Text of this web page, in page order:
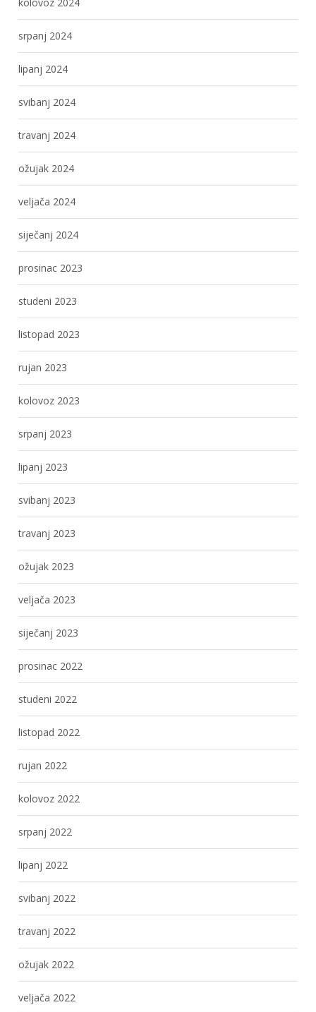
srpanj 2024
lipanj 2024
svibanj 2024
travanj 2024
ožujak 2024
veljača 2024
siječanj 2024
prosinac 2023
studeni 2023
listopad 2023
rujan 2023
kolovoz 2023
srpanj 2023
lipanj 2023
svibanj 2023
travanj 2023
ožujak 2023
veljača 2023
siječanj 2023
prosinac 2022
studeni 2022
listopad 2022
rujan 2022
kolovoz 2022
srpanj 2022
lipanj 2022
svibanj 2022
travanj 2022
ožujak 2022
veljača 2022